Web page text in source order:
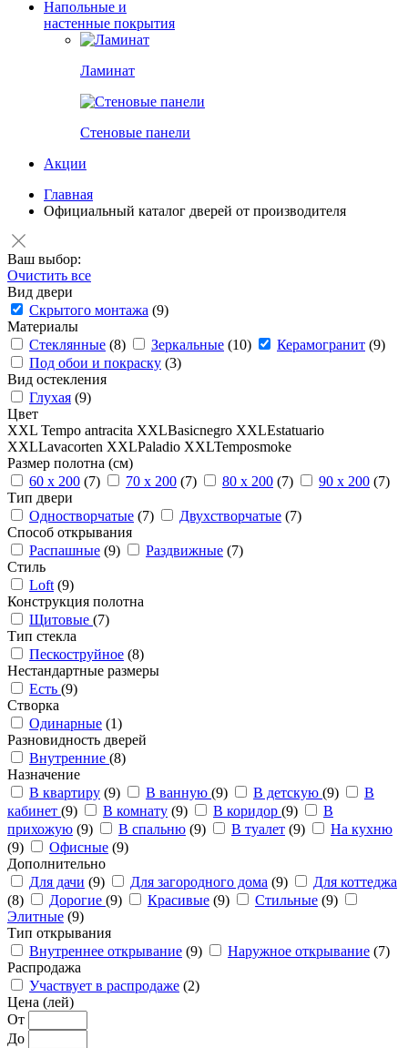
Напольные и
настенные покрытия
Ламинат
Стеновые панели
Акции
Главная
Официальный каталог дверей от производителя
Ваш выбор:
Очистить все
Вид двери
Скрытого монтажа (9)
Материалы
Стеклянные (8) Зеркальные (10) Керамогранит (9)
Под обои и покраску (3)
Вид остекления
Глухая (9)
Цвет
XXL Tempo antracita XXLBasicnegro XXLEstatuario
XXLLavacorten XXLPaladio XXLTemposmoke
Размер полотна (см)
60 x 200 (7) 70 x 200 (7) 80 x 200 (7) 90 x 200 (7)
Тип двери
Одностворчатые (7) Двухстворчатые (7)
Способ открывания
Распашные (9) Раздвижные (7)
Стиль
Loft (9)
Конструкция полотна
Щитовые (7)
Тип стекла
Пескоструйное (8)
Нестандартные размеры
Есть (9)
Створка
Одинарные (1)
Разновидность дверей
Внутренние (8)
Назначение
В квартиру (9) В ванную (9) В детскую (9)
В
кабинет (9) В комнату (9) В коридор (9)
В
прихожую (9) В спальню (9) В туалет (9)
На кухню
(9)
Офисные (9)
Дополнительно
Для дачи (9) Для загородного дома (9)
Для коттеджа
(8)
Дорогие (9) Красивые (9) Стильные (9)
Элитные (9)
Тип открывания
Внутреннее открывание (9) Наружное открывание (7)
Распродажа
Участвует в распродаже (2)
Цена (лей)
От
До